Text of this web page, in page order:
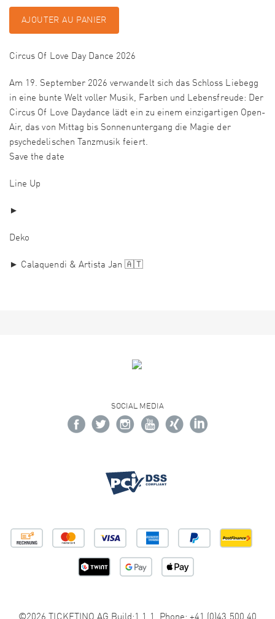
AJOUTER AU PANIER
Circus Of Love Day Dance 2026
Am 19. September 2026 verwandelt sich das Schloss Liebegg
in eine bunte Welt voller Musik, Farben und Lebensfreude: Der
Circus Of Love Daydance lädt ein zu einem einzigartigen Open-
Air, das von Mittag bis Sonnenuntergang die Magie der
psychedelischen Tanzmusik feiert.
Save the date
Line Up
►
Deko
► Calaquendi & Artista Jan 🇦🇹
SOCIAL MEDIA